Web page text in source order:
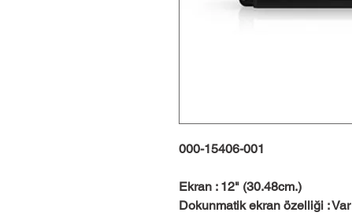
000-15406-001
Ekran : 12" (30.48cm.)
Dokunmatik ekran özelliği : Var